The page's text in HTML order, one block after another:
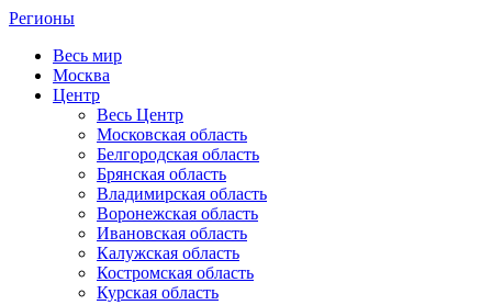
Регионы
Весь мир
Москва
Центр
Весь Центр
Московская область
Белгородская область
Брянская область
Владимирская область
Воронежская область
Ивановская область
Калужская область
Костромская область
Курская область